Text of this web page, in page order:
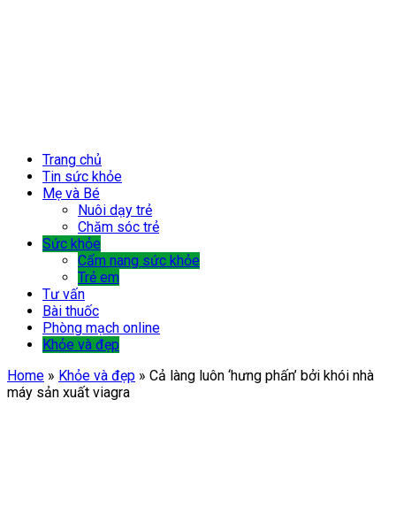
Trang chủ
Tin sức khỏe
Mẹ và Bé
Nuôi dạy trẻ
Chăm sóc trẻ
Sức khỏe
Cẩm nang sức khỏe
Trẻ em
Tư vấn
Bài thuốc
Phòng mạch online
Khỏe và đẹp
Home » Khỏe và đẹp » Cả làng luôn ‘hưng phấn’ bởi khói nhà
máy sản xuất viagra